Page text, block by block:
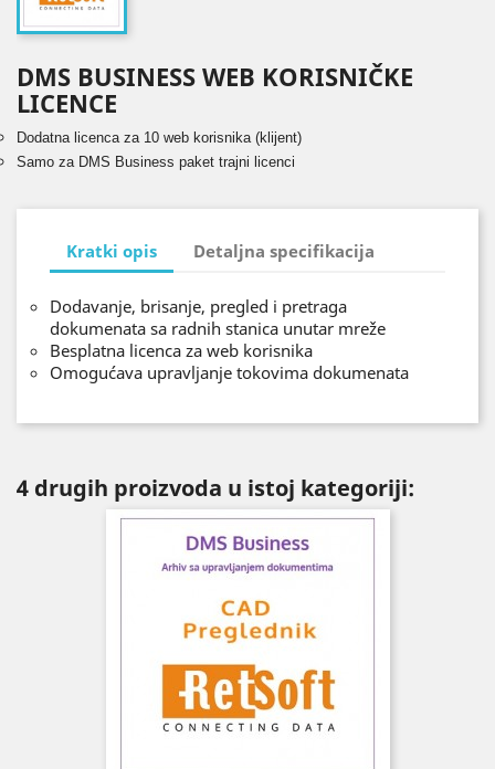
DMS BUSINESS WEB KORISNIČKE
LICENCE
Dodatna licenca za 10 web korisnika (klijent)
Samo za DMS Business paket trajni licenci
Kratki opis Detaljna specifikacija
Dodavanje, brisanje, pregled i pretraga
dokumenata sa radnih stanica unutar mreže
Besplatna licenca za web korisnika
Omogućava upravljanje tokovima dokumenata
4 drugih proizvoda u istoj kategoriji: